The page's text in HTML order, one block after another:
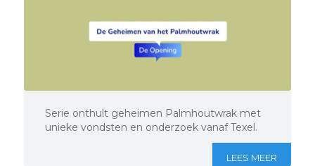
Serie onthult geheimen Palmhoutwrak met
unieke vondsten en onderzoek vanaf Texel.
LEES MEER